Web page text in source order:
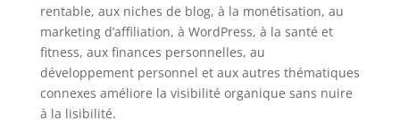
rentable, aux niches de blog, à la monétisation, au
marketing d’affiliation, à WordPress, à la santé et
fitness, aux finances personnelles, au
développement personnel et aux autres thématiques
connexes améliore la visibilité organique sans nuire
à la lisibilité.